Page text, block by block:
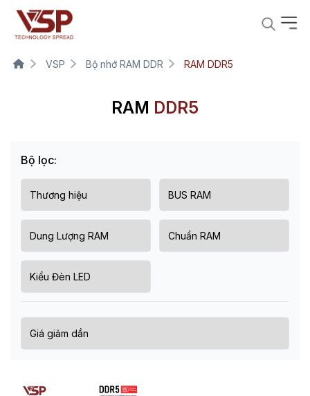
VSP Bộ nhớ RAM DDR RAM DDR5
RAM DDR5
Bộ lọc: